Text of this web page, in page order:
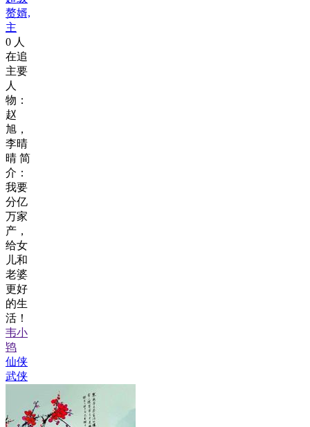
赘婿,
主
0 人
在追
主要
人
物：
赵
旭，
李晴
晴 简
介：
我要
分亿
万家
产，
给女
儿和
老婆
更好
的生
活！
韦小
鸨
仙侠
武侠